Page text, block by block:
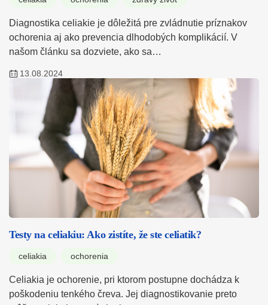
Diagnostika celiakie je dôležitá pre zvládnutie príznakov
ochorenia aj ako prevencia dlhodobých komplikácií. V
našom článku sa dozviete, ako sa…
13.08.2024
Testy na celiakiu: Ako zistíte, že ste celiatik?
celiakia ochorenia
Celiakia je ochorenie, pri ktorom postupne dochádza k
poškodeniu tenkého čreva. Jej diagnostikovanie preto